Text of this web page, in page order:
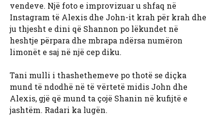
vendeve. Një foto e improvizuar u shfaq në
Instagram të Alexis dhe John-it krah për krah dhe
ju thjesht e dini që Shannon po lëkundet në
heshtje përpara dhe mbrapa ndërsa numëron
limonët e saj në një cep diku.
Tani mulli i thashethemeve po thotë se diçka
mund të ndodhë në të vërtetë midis John dhe
Alexis, gjë që mund ta çojë Shanin në kufijtë e
jashtëm. Radari ka lugën.